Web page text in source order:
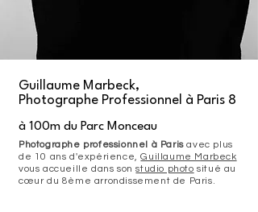
Guillaume Marbeck,
Photographe Professionnel à Paris 8
à 100m du Parc Monceau
Photographe professionnel à Parisavec plus
de 10 ans d'expérience,Guillaume Marbeck
vous accueille dans sonstudio photo situé au
cœur du 8ème arrondissement de Paris.